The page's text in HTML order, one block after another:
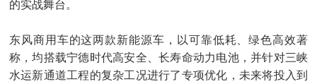
的实战舞台。
东风商用车的这两款新能源车，以可靠低耗、绿色高效著
称，均搭载宁德时代高安全、长寿命动力电池，并针对三峡
水运新通道工程的复杂工况进行了专项优化，未来将投入到